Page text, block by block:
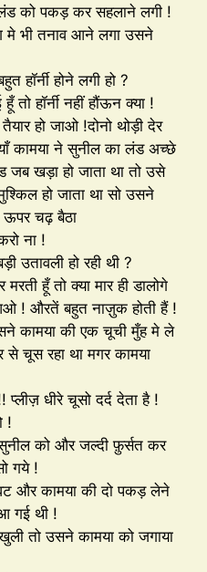
को पकड़ कर सहलाने लगी !
मे भी तनाव आने लगा उसने
होने लगी हो ?
हॉर्नी नहीं हौंऊन क्या !
हो जाओ !दोनो थोड़ी देर
कामया ने सुनील का लंड अच्छे
खड़ा हो जाता था तो उसे
हो जाता था सो उसने
चढ़ बैठा
ना !
उतावली हो रही थी ?
हूँ तो क्या मार ही डालोगे
! औरतें बहुत नाज़ुक होती हैं !
कामया की एक चूची मुँह मे ले
से चूस रहा था मगर कामया
धीरे चूसो दर्द देता है !
!
को और जल्दी फ़ुर्सत कर
गये !
और कामया की दो पकड़ लेने
गई थी !
तो उसने कामया को जगाया